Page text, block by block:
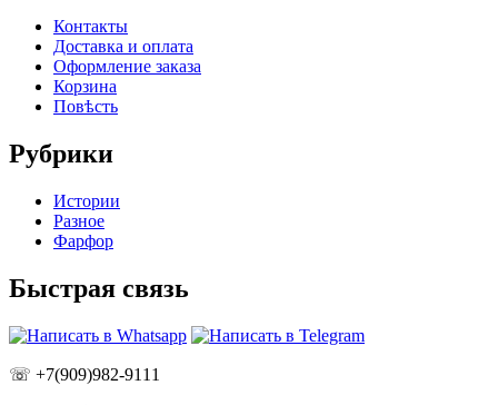
Контакты
Доставка и оплата
Оформление заказа
Корзина
Повѣсть
Рубрики
Истории
Разное
Фарфор
Быстрая связь
☏ +7(909)982-9111